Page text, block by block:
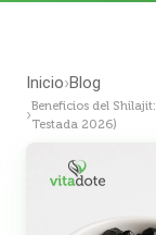
Inicio›Blog
›Beneficios del
Testada 2026)